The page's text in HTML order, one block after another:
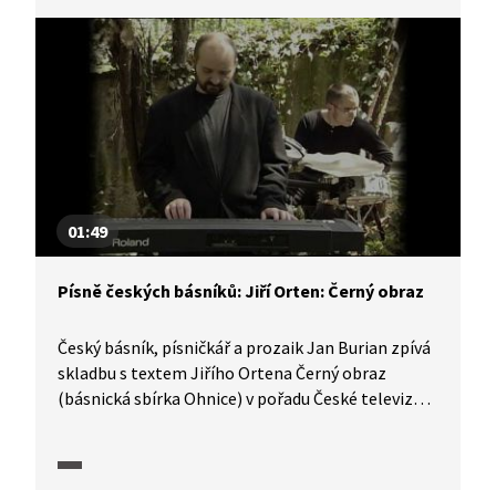
01:49
Písně českých básníků: Jiří Orten: Černý obraz
Český básník, písničkář a prozaik Jan Burian zpívá
skladbu s textem Jiřího Ortena Černý obraz
(básnická sbírka Ohnice) v pořadu České televize